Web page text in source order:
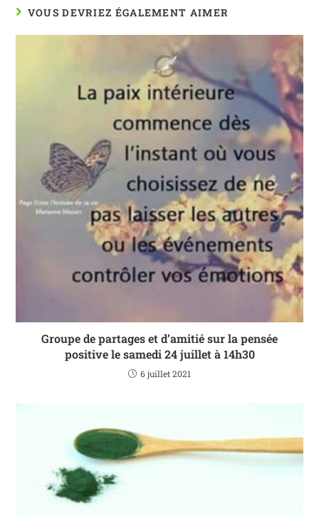
VOUS DEVRIEZ ÉGALEMENT AIMER
Groupe de partages et d’amitié sur la pensée
positive le samedi 24 juillet à 14h30
6 juillet 2021